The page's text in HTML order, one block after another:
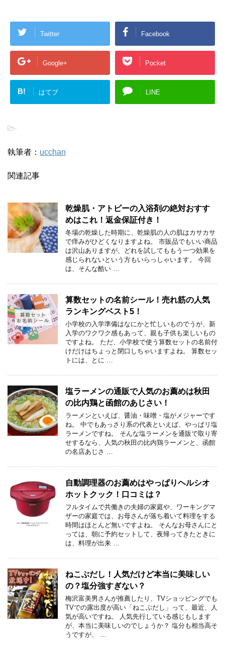
Twitter Facebook
Google+ Pocket
B! はてブ LINE
-
執筆者： ucchan
関連記事
乾燥肌・アトピーの入浴剤の絶対おすす
めはこれ！返金保証付き！
冬場の乾燥した時期に、乾燥肌の人の肌はカサカサ
で痒みがひどくなりますよね。 市販品でもいい商品
は沢山ありますが、どれを試してももう一つ効果を
感じられないという方もいらっしゃいます。 今回
は、そんな酷い …
算数セットの名前シール！売れ筋の人気
ランキングベスト5！
小学校の入学準備はなにかと忙しいものでうが、新
入学のワクワク感もあって、親も子供も楽しいもの
ですよね。 ただ、小学校で使う算数セットの名前付
けだけはちょっと閉口しちゃいますよね。 算数セッ
トには、とに …
塩ラーメンの通販で人気のお薦めは秋田
の比内鶏と函館のあじさい！
ラーメンといえば、醤油・味噌・塩がメジャーです
ね。 中でもあっさり系の代表といえば、やっぱリ塩
ラーメンですね。 そんな塩ラーメンを通販で取り寄
せするなら、人気の秋田の比内鶏ラーメンと、函館
の名店あじさ …
自動調理器のお薦めはやっぱりヘルシオ
ホットクック！口コミは？
フルタイムで共働きの夫婦の家庭や、ワーキングマ
ザーの家庭では、お母さんが落ち着いて料理をする
時間はほとんど無いですよね。 そんなお母さんにと
っては、朝に予約セットして、夜帰ってきたときに
は、料理が出来 …
ねこぶだし！人気だけど本当に美味しい
の？塩分強すぎない？
梅沢富美男さんが推薦したり、TVショッピングでも
TVでの露出度が高い「ねこぶだし」って、最近、人
気が高いですね。 人気先行している感じもします
が、本当に美味しいのでしょうか？ 塩分も相当高そ
うですが、 …